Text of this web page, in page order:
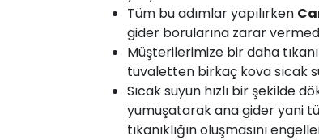
Tüm bu adımlar yapılırken
gider borularına zarar
Müşterilerimize bir daha
tuvaletten birkaç kova sıcak
Sıcak suyun hızlı bir şekilde
yumuşatarak ana gider yani
tıkanıklığın oluşmasını